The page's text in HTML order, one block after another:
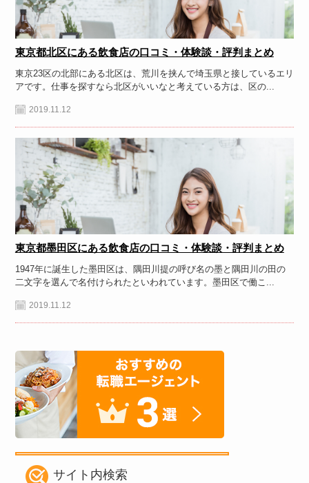
東京都北区にある飲食店の口コミ・体験談・評判まとめ
東京23区の北部にある北区は、荒川を挟んで埼玉県と接しているエリ
アです。仕事を探すなら北区がいいなと考えている方は、区の...
2019.11.12
東京都墨田区にある飲食店の口コミ・体験談・評判まとめ
1947年に誕生した墨田区は、隅田川提の呼び名の墨と隅田川の田の
二文字を選んで名付けられたといわれています。墨田区で働こ...
2019.11.12
サイト内検索